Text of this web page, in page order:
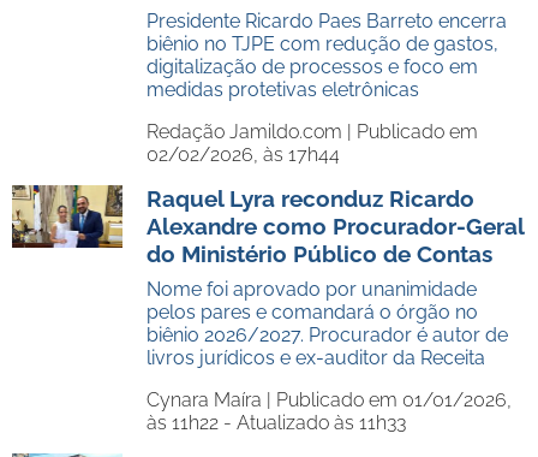
Presidente Ricardo Paes Barreto encerra
biênio no TJPE com redução de gastos,
digitalização de processos e foco em
medidas protetivas eletrônicas
Redação Jamildo.com | Publicado em
02/02/2026, às 17h44
Raquel Lyra reconduz Ricardo
Alexandre como Procurador-Geral
do Ministério Público de Contas
Nome foi aprovado por unanimidade
pelos pares e comandará o órgão no
biênio 2026/2027. Procurador é autor de
livros jurídicos e ex-auditor da Receita
Cynara Maíra | Publicado em 01/01/2026,
às 11h22 - Atualizado às 11h33